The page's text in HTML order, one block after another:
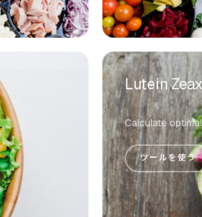
Lutein
Calculate
ツールを使う